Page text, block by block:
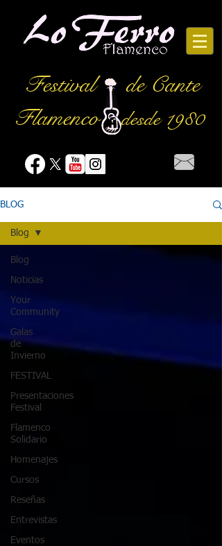
Festival
de Cante
Flamencodesde 1980
BLOG
Blog
Noticias
Your
Community
Galas
de
Invierno
FESTIVAL
Presentaciones
Festival
Flamenco
Solidario
Homenajes
Cursos
Reseñas
Entrevistas
Eventos
Blog